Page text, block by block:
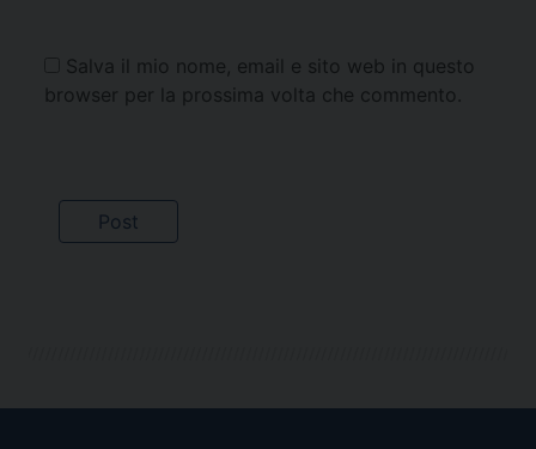
Salva il mio nome, email e sito web in questo
browser per la prossima volta che commento.